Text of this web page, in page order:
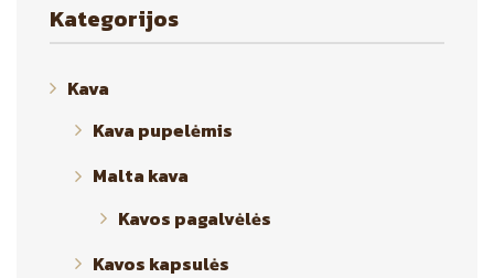
the
Kategorijos
Kava
Kava pupelėmis
Malta kava
Kavos pagalvėlės
Kavos kapsulės